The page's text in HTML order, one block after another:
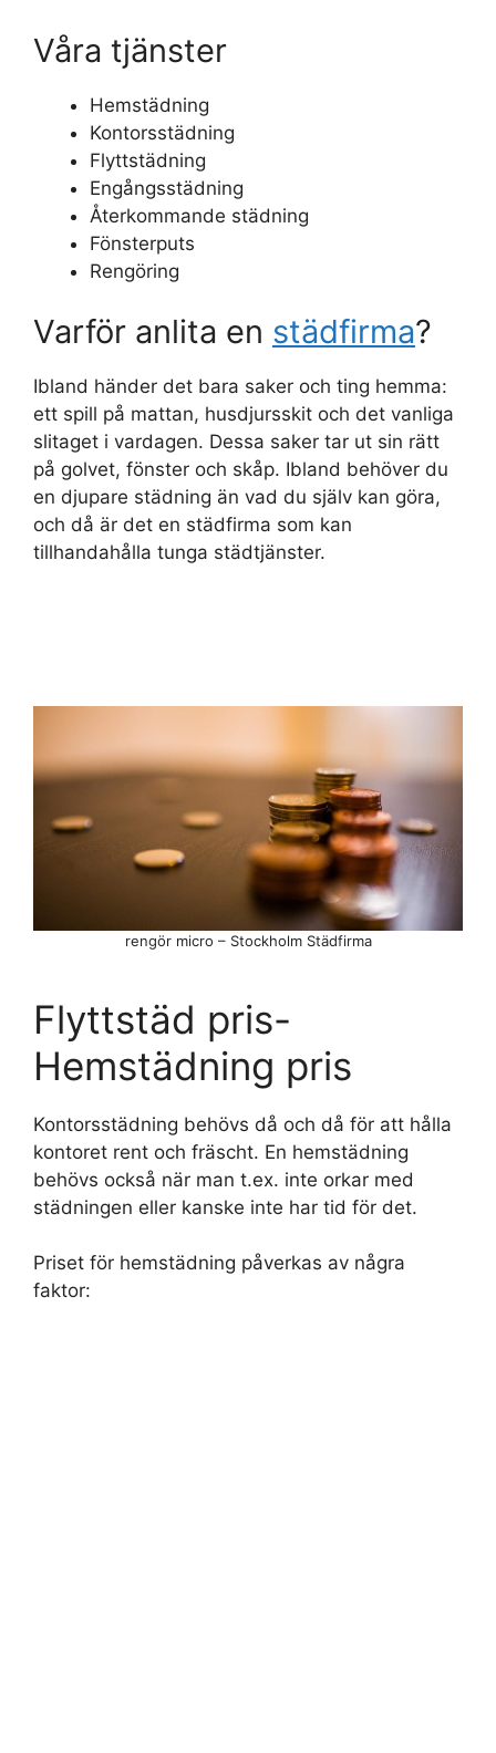
Våra tjänster
Hemstädning
Kontorsstädning
Flyttstädning
Engångsstädning
Återkommande städning
Fönsterputs
Rengöring
Varför anlita en städfirma?
Ibland händer det bara saker och ting hemma:
ett spill på mattan, husdjursskit och det vanliga
slitaget i vardagen. Dessa saker tar ut sin rätt
på golvet, fönster och skåp. Ibland behöver du
en djupare städning än vad du själv kan göra,
och då är det en städfirma som kan
tillhandahålla tunga städtjänster.
rengör micro – Stockholm Städfirma
Flyttstäd pris-
Hemstädning pris
Kontorsstädning behövs då och då för att hålla
kontoret rent och fräscht. En hemstädning
behövs också när man t.ex. inte orkar med
städningen eller kanske inte har tid för det.
Priset för hemstädning påverkas av några
faktor: